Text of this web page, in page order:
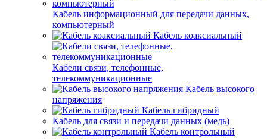
Кабель информационный для передачи данных,
компьютерный
Кабель коаксиальный
Кабели связи, телефонные,
телекоммуникационные
Кабель высокого
напряжения
Кабель гибридный
Кабель для связи и передачи данных (медь)
Кабель контрольный